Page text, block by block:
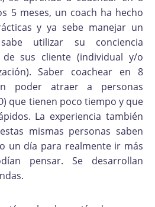
5 meses, un coach ha hecho
y ya sebe manejar un
utilizar su conciencia
sus cliente (individual y/o
Saber coachear en 8
poder atraer a personas
que tienen poco tiempo y que
La experiencia también
mismas personas saben
un día para realmente ir más
pensar. Se desarrollan